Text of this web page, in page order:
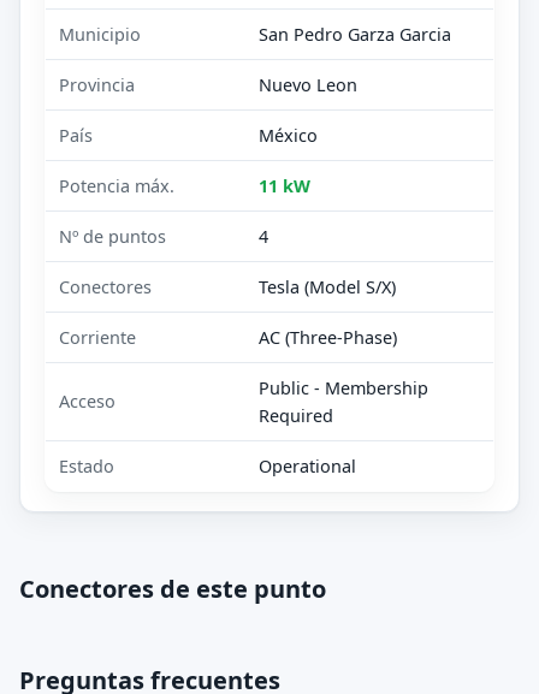
Municipio San Pedro Garza Garcia
Provincia Nuevo Leon
País México
Potencia máx. 11 kW
Nº de puntos 4
Conectores Tesla (Model S/X)
Corriente AC (Three-Phase)
Acceso
Public - Membership
Required
Estado Operational
Conectores de este punto
Preguntas frecuentes